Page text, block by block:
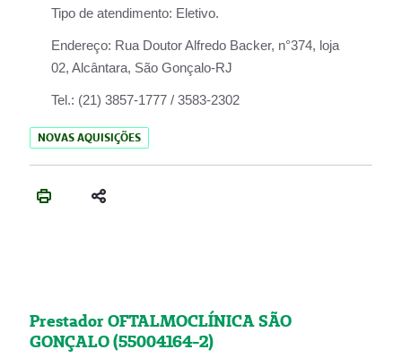
Tipo de atendimento: Eletivo.
Endereço: Rua Doutor Alfredo Backer, n°374, loja
02, Alcântara, São Gonçalo-RJ
Tel.: (21) 3857-1777 / 3583-2302
NOVAS AQUISIÇÕES
Prestador OFTALMOCLÍNICA SÃO
GONÇALO (55004164-2)